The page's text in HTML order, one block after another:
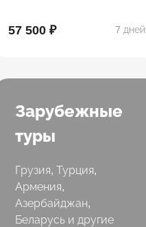
термальные
57 500 ₽ 7 дней
Зарубежные
туры
Грузия, Турция,
Армения,
Азербайджан,
Беларусь и другие